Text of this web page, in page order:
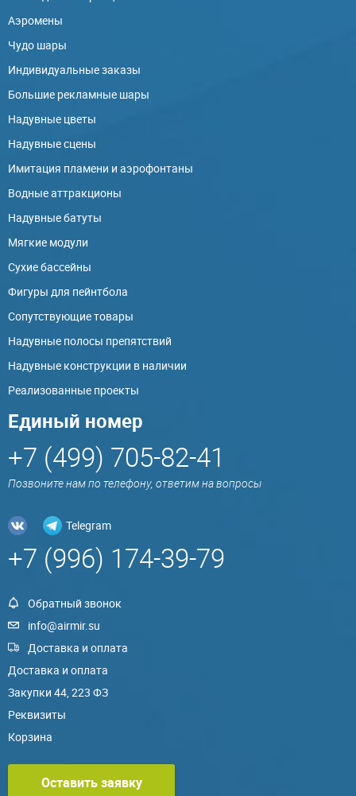
Аэромены
Чудо шары
Индивидуальные заказы
Большие рекламные шары
Надувные цветы
Надувные сцены
Имитация пламени и аэрофонтаны
Водные аттракционы
Надувные батуты
Мягкие модули
Сухие бассейны
Фигуры для пейнтбола
Сопутствующие товары
Надувные полосы препятствий
Надувные конструкции в наличии
Реализованные проекты
Единый номер
+7 (499) 705-82-41
Позвоните нам по телефону, ответим на вопросы
Telegram
+7 (996) 174-39-79
Обратный звонок
info@airmir.su
Доставка и оплата
Доставка и оплата
Закупки 44, 223 ФЗ
Реквизиты
Корзина
Оставить заявку